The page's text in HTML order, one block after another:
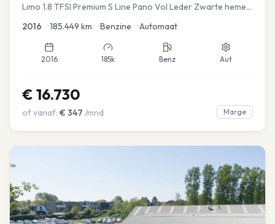
Limo 1.8 TFSI Premium S Line Pano Vol Leder Zwarte hemel
2016 •185.449 km •Benzine •Automaat
2016 185k Benz Aut
€ 16.730
of vanaf: € 347 /mnd Marge